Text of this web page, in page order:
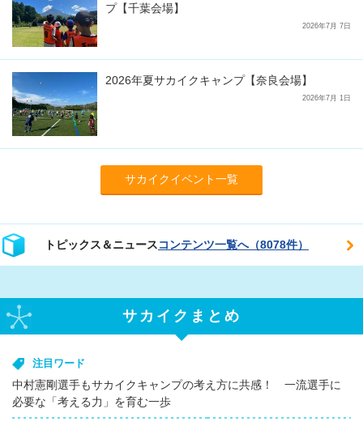
プ【千葉会場】
2026年7月 7日
2026年夏サカイクキャンプ【奈良会場】
2026年7月 1日
サカイクイベント一覧
トピックス＆ニュースコンテンツ一覧へ（8078件）
サカイクまとめ
注目ワード
中村憲剛選手もサカイクキャンプの考え方に共感！ 一流選手に
必要な「考える力」を育む一歩